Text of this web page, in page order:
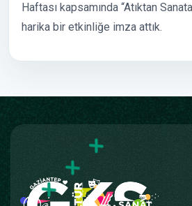
Haftası kapsamında “Atıktan
harika bir etkinliğe imza attık.